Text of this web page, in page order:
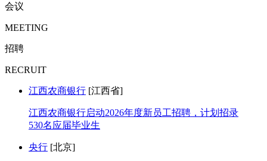
会议
MEETING
招聘
RECRUIT
江西农商银行 [江西省]
江西农商银行启动2026年度新员工招聘，计划招录
530名应届毕业生
央行 [北京]